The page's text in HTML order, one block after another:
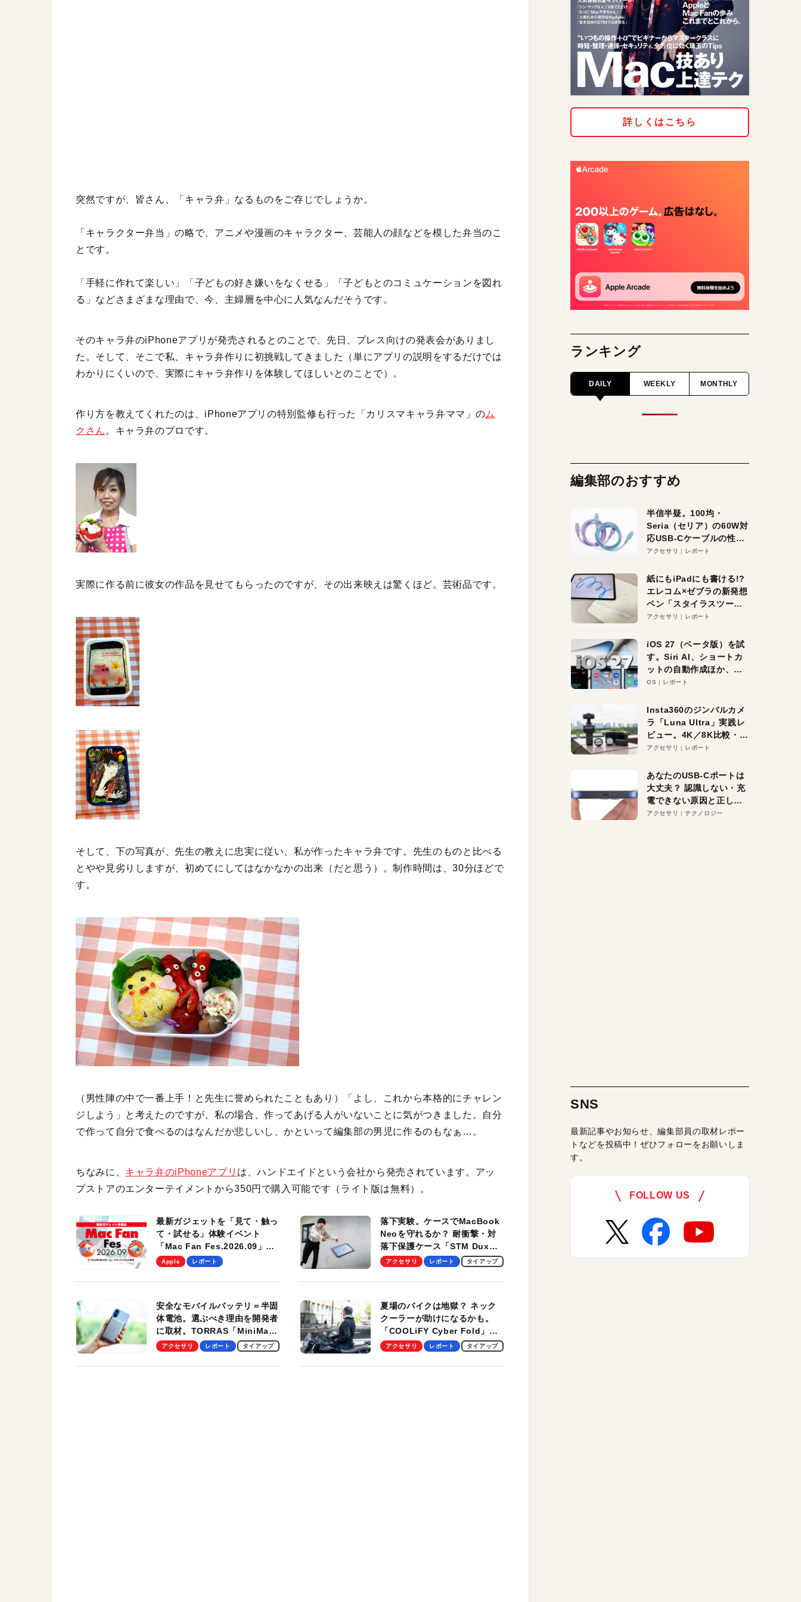
突然ですが、皆さん、「キャラ弁」なるものをご存じでしょうか。
「キャラクター弁当」の略で、アニメや漫画のキャラクター、芸能人の顔などを模した弁当のこ
とです。
「手軽に作れて楽しい」「子どもの好き嫌いをなくせる」「子どもとのコミュケーションを図れ
る」などさまざまな理由で、今、主婦層を中心に人気なんだそうです。
そのキャラ弁のiPhoneアプリが発売されるとのことで、先日、プレス向けの発表会がありまし
た。そして、そこで私、キャラ弁作りに初挑戦してきました（単にアプリの説明をするだけでは
わかりにくいので、実際にキャラ弁作りを体験してほしいとのことで）。
作り方を教えてくれたのは、iPhoneアプリの特別監修も行った「カリスマキャラ弁ママ」のム
クさん 。キャラ弁のプロです。
実際に作る前に彼女の作品を見せてもらったのですが、その出来映えは驚くほど。芸術品です。
そして、下の写真が、先生の教えに忠実に従い、私が作ったキャラ弁です。先生のものと比べる
とやや見劣りしますが、初めてにしてはなかなかの出来（だと思う）。制作時間は、30分ほどで
す。
（男性陣の中で一番上手！と先生に誉められたこともあり）「よし、これから本格的にチャレン
ジしよう」と考えたのですが、私の場合、作ってあげる人がいないことに気がつきました。自分
で作って自分で食べるのはなんだか悲しいし、かといって編集部の男児に作るのもなぁ…。
ちなみに、 キャラ弁のiPhoneアプリ は、ハンドエイドという会社から発売されています。アッ
プストアのエンターテイメントから350円で購入可能です（ライト版は無料）。
最新ガジェットを「見て・触っ
て・試せる」体験イベント
「Mac Fan Fes.2026.09」
を、9月26日（土）に開催しま
Apple レポート
落下実験。ケースでMacBook
Neoを守れるか？ 耐衝撃・対
落下保護ケース「STM Dux
Ultra」を検証。学生、ビジネ
適！
アクセサリ レポート タイアップ
安全なモバイルバッテリ＝半固
体電池。選ぶべき理由を開発者
に取材。TORRAS「MiniMag
Pro」の実機レビューも
アクセサリ レポート タイアップ
夏場のバイクは地獄？ ネック
クーラーが助けになるかも。
「COOLiFY Cyber Fold」レ
ビュー。冷却の速さ、密着する
性がグッド！
アクセサリ レポート タイアップ
詳しくはこちら
ランキング
DAILY WEEKLY MONTHLY
編集部のおすすめ
半信半疑。100均・
Seria（セリア）の60W対
応USB-Cケーブルの性能
を検証。超コスパの1本を
アクセサリ レポート
紙にもiPadにも書ける!?
エレコム×ゼブラの新発想
ペン「スタイラスツーウ
ェイ」レビュー。持ち替
アクセサリ レポート
iOS 27（ベータ版）を試
す。Siri AI、ショートカ
ットの自動作成ほか、期
待大の便利機能5選。
る未来はすぐそこ！
OS レポート
Insta360のジンバルカメ
ラ「Luna Ultra」実践レ
ビュー。4K／8K比較・ズ
ーム・夜間撮影をチェッ
アクセサリ レポート
あなたのUSB-Cポートは
大丈夫？ 認識しない・充
電できない原因と正しい
対策
アクセサリ テクノロジー
SNS
最新記事やお知らせ、編集部員の取材レポー
トなどを投稿中！ぜひフォローをお願いしま
す。
FOLLOW US